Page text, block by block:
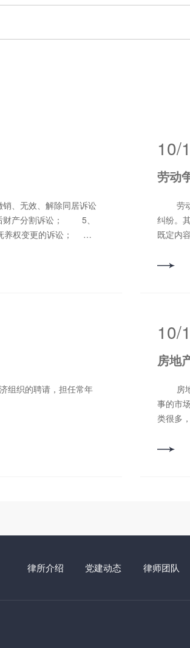
产分割诉讼； 5、
抚养权变更的诉讼；
养费、抚养费诉
10/
劳动
纠纷。
既定内
作伤害
10/
房地
事的市
类很多
不规范
律所介绍 党建动态 律师团队